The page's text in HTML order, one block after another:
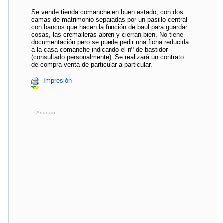
Se vende tienda comanche en buen estado, con dos
camas de matrimonio separadas por un pasillo central
con bancos que hacen la función de baul para guardar
cosas, las cremalleras abren y cierran bien, No tiene
documentación pero se puede pedir una ficha reducida
a la casa comanche indicando el nº de bastidor
(consultado personalmente). Se realizará un contrato
de compra-venta de particular a particular.
Impresión
Anuncio